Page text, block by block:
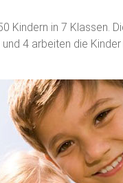
Kindern in 7 Klassen.
4 arbeiten die Kinder